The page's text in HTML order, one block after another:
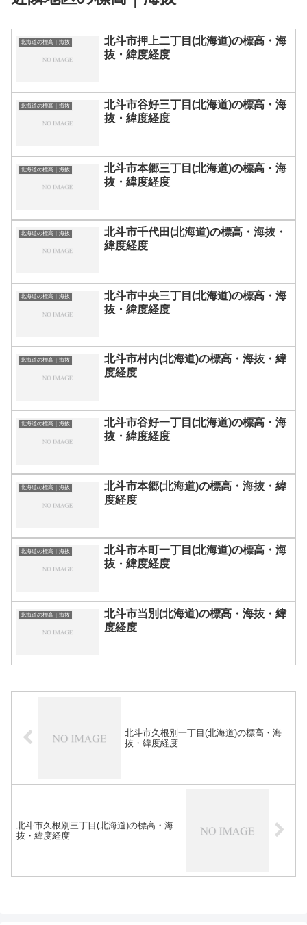
北海道の標高｜海抜
北斗市押上二丁目(北海道)の標高・海
抜・緯度経度
北海道の標高｜海抜
北斗市谷好三丁目(北海道)の標高・海
抜・緯度経度
北海道の標高｜海抜
北斗市本郷三丁目(北海道)の標高・海
抜・緯度経度
北海道の標高｜海抜
北斗市千代田(北海道)の標高・海抜・
緯度経度
北海道の標高｜海抜
北斗市中央三丁目(北海道)の標高・海
抜・緯度経度
北海道の標高｜海抜
北斗市村内(北海道)の標高・海抜・緯
度経度
北海道の標高｜海抜
北斗市谷好一丁目(北海道)の標高・海
抜・緯度経度
北海道の標高｜海抜
北斗市本郷(北海道)の標高・海抜・緯
度経度
北海道の標高｜海抜
北斗市本町一丁目(北海道)の標高・海
抜・緯度経度
北海道の標高｜海抜
北斗市当別(北海道)の標高・海抜・緯
度経度
北斗市久根別一丁目(北海道)の標高・海
抜・緯度経度
北斗市久根別三丁目(北海道)の標高・海
抜・緯度経度